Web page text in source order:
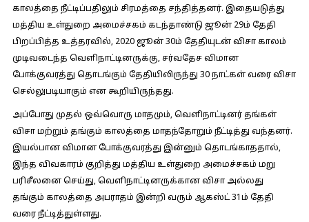
காலத்தை நீட்டிப்பதிலும் சிரமத்தை சந்தித்தனர். இதையடுத்து
மத்திய உள்துறை அமைச்சகம் கடந்தாண்டு ஜூன் 29ம் தேதி
பிறப்பித்த உத்தரவில், 2020 ஜூன் 30ம் தேதியுடன் விசா காலம்
முடிவடைந்த வெளிநாட்டினருக்கு, சர்வதேச விமான
போக்குவரத்து தொடங்கும் தேதியிலிருந்து 30 நாட்கள் வரை விசா
செல்லுபடியாகும் என கூறியிருந்தது.
அப்போது முதல் ஒவ்வொரு மாதமும், வெளிநாட்டினர் தங்கள்
விசா மற்றும் தங்கும் காலத்தை மாதந்தோறும் நீட்டித்து வந்தனர்.
இயல்பான விமான போக்குவரத்து இன்னும் தொடங்காததால்,
இந்த விவகாரம் குறித்து மத்திய உள்துறை அமைச்சகம் மறு
பரிசீலனை செய்து, வெளிநாட்டினருக்கான விசா அல்லது
தங்கும் காலத்தை அபராதம் இன்றி வரும் ஆகஸ்ட் 31ம் தேதி
வரை நீட்டித்துள்ளது.